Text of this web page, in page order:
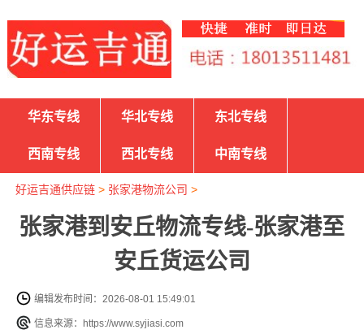
华东专线 华北专线 东北专线
西南专线 西北专线 中南专线
好运吉通供应链> 张家港物流公司 >
张家港到安丘物流专线-张家港至
安丘货运公司
编辑发布时间：2026-08-01 15:49:01
信息来源：https://www.syjiasi.com